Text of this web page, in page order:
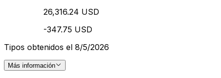
26,316.24 USD
-347.75 USD
Tipos obtenidos el 8/5/2026
Más información